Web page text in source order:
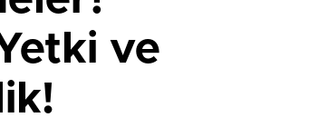
ve